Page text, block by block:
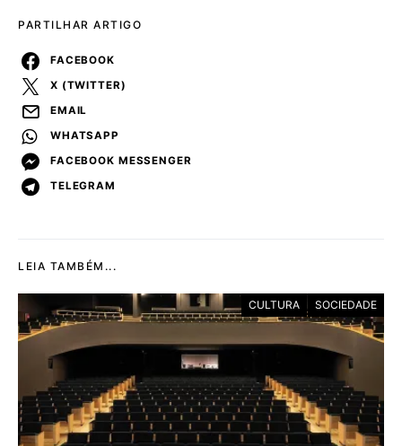
PARTILHAR ARTIGO
FACEBOOK
X (TWITTER)
EMAIL
WHATSAPP
FACEBOOK MESSENGER
TELEGRAM
LEIA TAMBÉM...
CULTURA SOCIEDADE